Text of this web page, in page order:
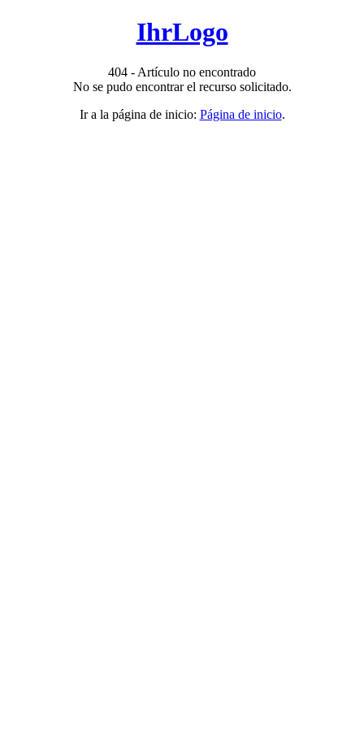
IhrLogo
404 - Artículo no encontrado
No se pudo encontrar el recurso solicitado.
Ir a la página de inicio: Página de inicio.